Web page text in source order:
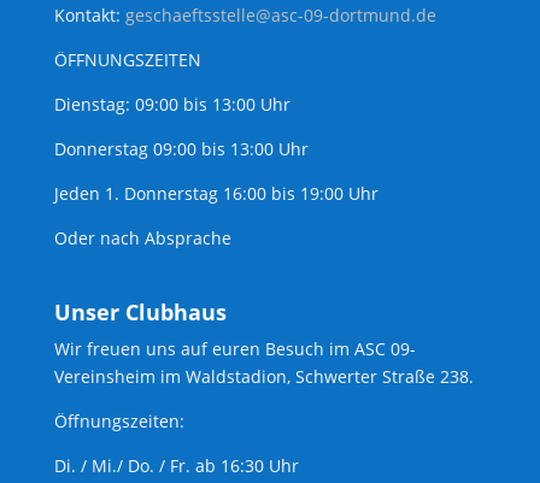
Kontakt: geschaeftsstelle@asc-09-dortmund.de
ÖFFNUNGSZEITEN
Dienstag: 09:00 bis 13:00 Uhr
Donnerstag 09:00 bis 13:00 Uhr
Jeden 1. Donnerstag 16:00 bis 19:00 Uhr
Oder nach Absprache
Unser Clubhaus
Wir freuen uns auf euren Besuch im ASC 09-
Vereinsheim im Waldstadion, Schwerter Straße 238.
Öffnungszeiten:
Di. / Mi./ Do. / Fr. ab 16:30 Uhr